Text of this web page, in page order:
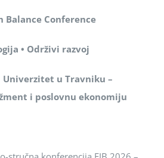
Balance Conference
• Održivi razvoj
Univerzitet u Travniku –
i poslovnu ekonomiju